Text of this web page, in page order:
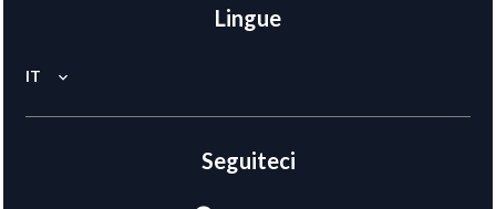
Lingue
IT
Seguiteci